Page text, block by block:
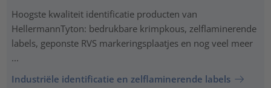
Hoogste kwaliteit identificatie producten van
HellermannTyton: bedrukbare krimpkous, zelflaminerende
labels, geponste RVS markeringsplaatjes en nog veel meer
...
Industriële identificatie en zelflaminerende labels